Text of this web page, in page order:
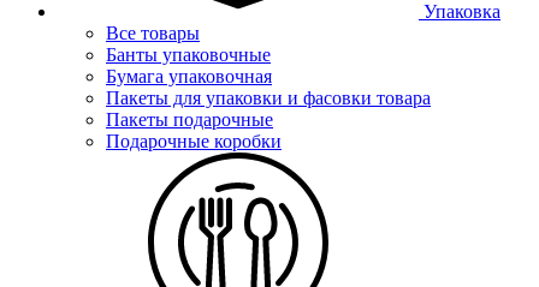
Упаковка
Все товары
Банты упаковочные
Бумага упаковочная
Пакеты для упаковки и фасовки товара
Пакеты подарочные
Подарочные коробки